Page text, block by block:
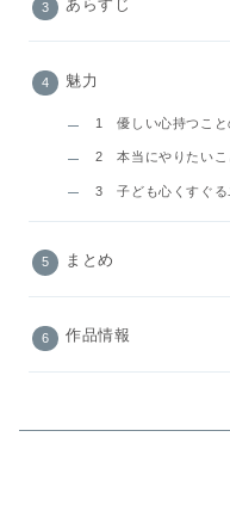
あらすじ
魅力
1 優しい心持つこと
2 本当にやりたいこ
3 子ども心くすぐる
まとめ
作品情報